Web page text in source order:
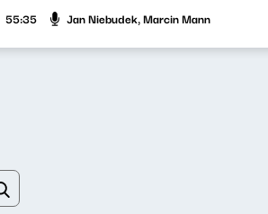
55:35 Jan Niebudek, Marcin Mann